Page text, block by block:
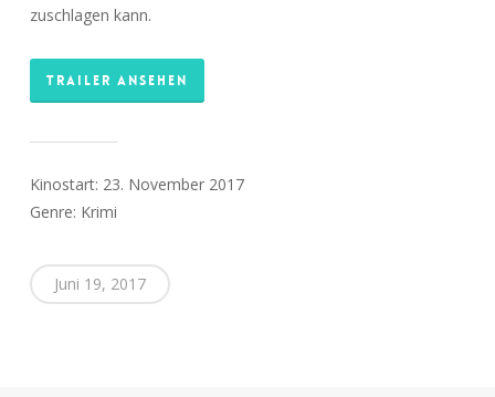
zuschlagen kann.
TRAILER ANSEHEN
Kinostart: 23. November 2017
Genre: Krimi
Juni 19, 2017